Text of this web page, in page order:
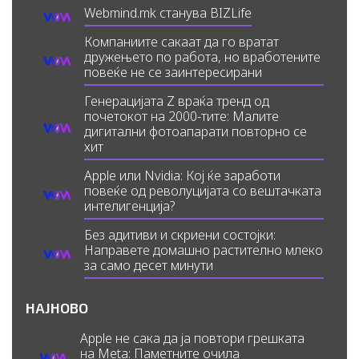
Webmind.mk станува BIZLife
Компаниите сакаат да го вратат
дружењето по работа, но вработените
повеќе не се заинтересирани
Генерацијата Z враќа тренд од
почетокот на 2000-тите: Малите
дигитални фотоапарати повторно се
хит
Apple или Nvidia: Кој ќе заработи
повеќе од револуцијата со вештачката
интелигенција?
Без адитиви и скриени состојки:
Направете домашно растително млеко
за само десет минути
НАЈНОВО
Apple не сака да ја повтори грешката
на Meta: Паметните очила